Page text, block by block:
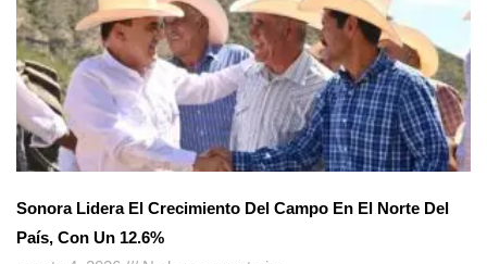
Sonora Lidera El Crecimiento Del Campo En El Norte Del
País, Con Un 12.6%